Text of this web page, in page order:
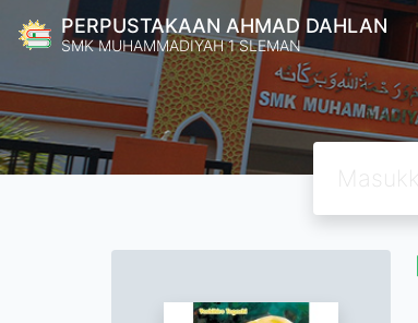
PERPUSTAKAAN AHMAD DAHLAN
SMK MUHAMMADIYAH 1 SLEMAN